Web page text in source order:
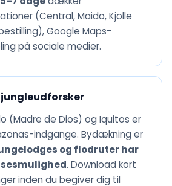
(Central, Maido, Kjolle
Google Maps-
på sociale medier.
(Madre de Dios) og Iquitos er
indgange. Bydækning er
og flodruter har
. Download kort
inden du begiver dig til